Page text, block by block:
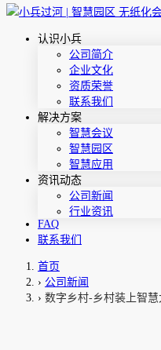
认识小兵
公司简介
企业文化
资质荣誉
联系我们
解决方案
智慧会议
智慧园区
智慧应用
资讯动态
公司新闻
行业资讯
FAQ
联系我们
首页
› 公司新闻
› 数字乡村-乡村装上智